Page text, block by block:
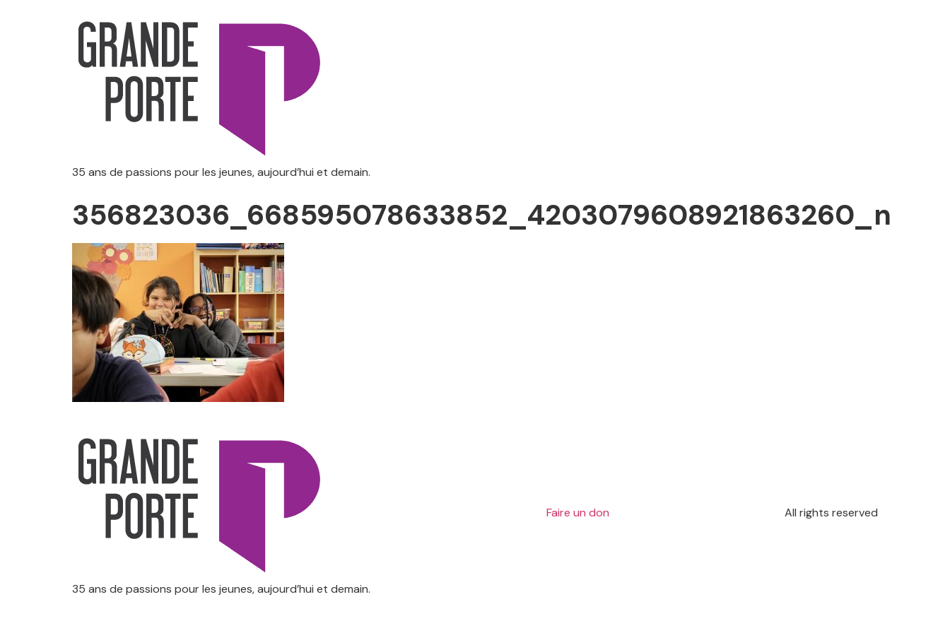
35 ans de passions pour les jeunes, aujourd’hui et demain.
356823036_668595078633852_4203079608921863260_n
35 ans de passions pour les jeunes, aujourd’hui et demain.
Faire un don All rights reserved